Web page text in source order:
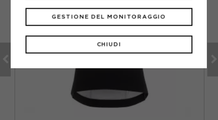
CHIUDI
GESTIONE DEL MONITORAGGIO